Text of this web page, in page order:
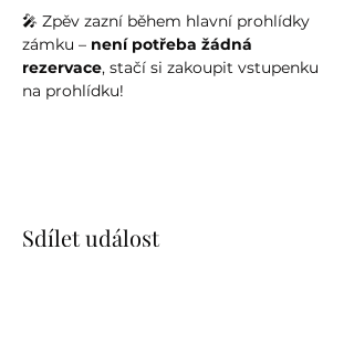
🎤 Zpěv zazní během hlavní prohlídky
zámku – není potřeba žádná
rezervace, stačí si zakoupit vstupenku
na prohlídku!
Sdílet událost